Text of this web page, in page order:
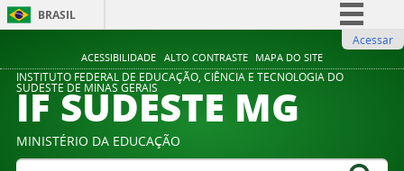
ACESSIBILIDADE ALTO CONTRASTE MAPA DO SITE
BRASIL
Comunica BR
Participe
Legislação
Acessar
INSTITUTO FEDERAL DE EDUCAÇÃO, CIÊNCIA E TECNOLOGIA DO
SUDESTE DE MINAS GERAIS
IF SUDESTE MG
MINISTÉRIO DA EDUCAÇÃO
Buscar no portal